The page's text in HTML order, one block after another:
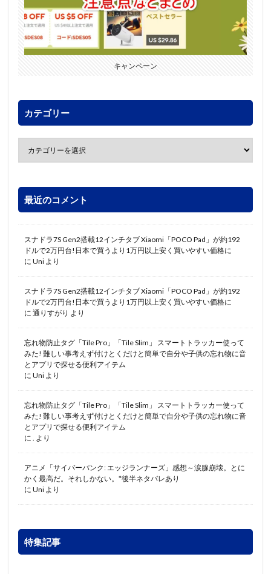
キャンペーン
カテゴリー
最近のコメント
スナドラ7S Gen2搭載12インチタブ Xiaomi「POCO Pad」が約192
ドルで2万円台!日本で買うより1万円以上安く買いやすい価格に
に Uni より
スナドラ7S Gen2搭載12インチタブ Xiaomi「POCO Pad」が約192
ドルで2万円台!日本で買うより1万円以上安く買いやすい価格に
に 通りすがり より
忘れ物防止タグ「Tile Pro」「Tile Slim」 スマートトラッカー使って
みた! 難しい事考えず付けとくだけと簡単で自分や子供の忘れ物に音
とアプリで探せる便利アイテム
に Uni より
忘れ物防止タグ「Tile Pro」「Tile Slim」 スマートトラッカー使って
みた! 難しい事考えず付けとくだけと簡単で自分や子供の忘れ物に音
とアプリで探せる便利アイテム
に . より
アニメ「サイバーパンク: エッジランナーズ」感想～涙腺崩壊。とに
かく最高だ。それしかない。*後半ネタバレあり
に Uni より
特集記事